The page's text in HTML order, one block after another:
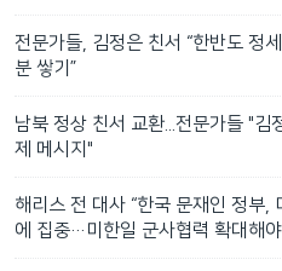
전문가들, 김정은 친서 “한반도 정
분 쌓기”
남북 정상 친서 교환...전문가들 "김
제 메시지"
해리스 전 대사 “한국 문재인 정부,
에 집중…미한일 군사협력 확대해야